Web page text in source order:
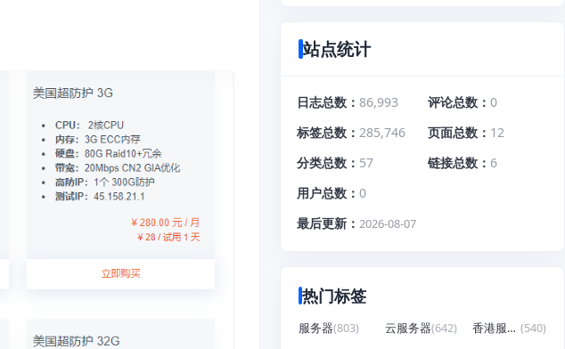
站点统计
日志总数 86,993 评论总数
0
标签总数
285,746 页面总数
12
分类总数
57 链接总数
6
用户总数
0
最后更新
2026-08-07
热门标签
服务器(803) 云服务器(642) 香港服务器 (540)